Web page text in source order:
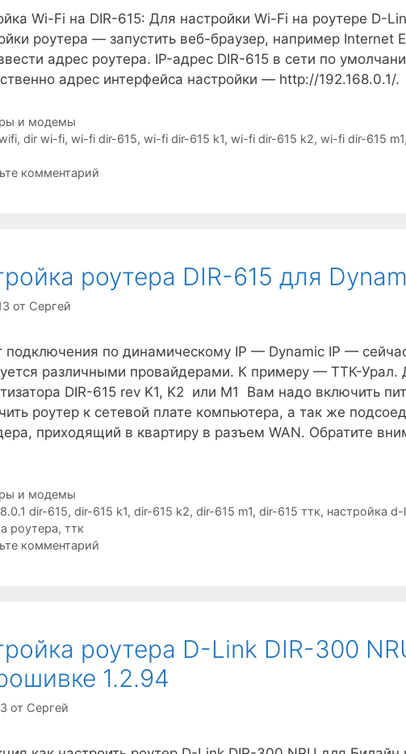
Wi-Fi на DIR-615: Для настройки Wi-Fi на роутере D-
роутера — запустить веб-браузер, например Internet
адрес роутера. IP-адрес DIR-615 в сети по
адрес интерфейса настройки — http://192.168.0.1/.
и модемы
, dir wi-fi, wi-fi dir-615, wi-fi dir-615 k1, wi-fi dir-615 k2, wi-fi dir-615 m1,
комментарий
роутера DIR-615 для
от Сергей
подключения по динамическому IP — Dynamic IP —
различными провайдерами. К примеру — ТТК-Урал.
DIR-615 rev K1, K2 или M1 Вам надо включить
роутер к сетевой плате компьютера, а так же
приходящий в квартиру в разъем WAN. Обратите
и модемы
dir-615, dir-615 k1, dir-615 k2, dir-615 m1, dir-615 ттк, настройка d-
роутера, ттк
комментарий
роутера D-Link DIR-300
1.2.94
от Сергей